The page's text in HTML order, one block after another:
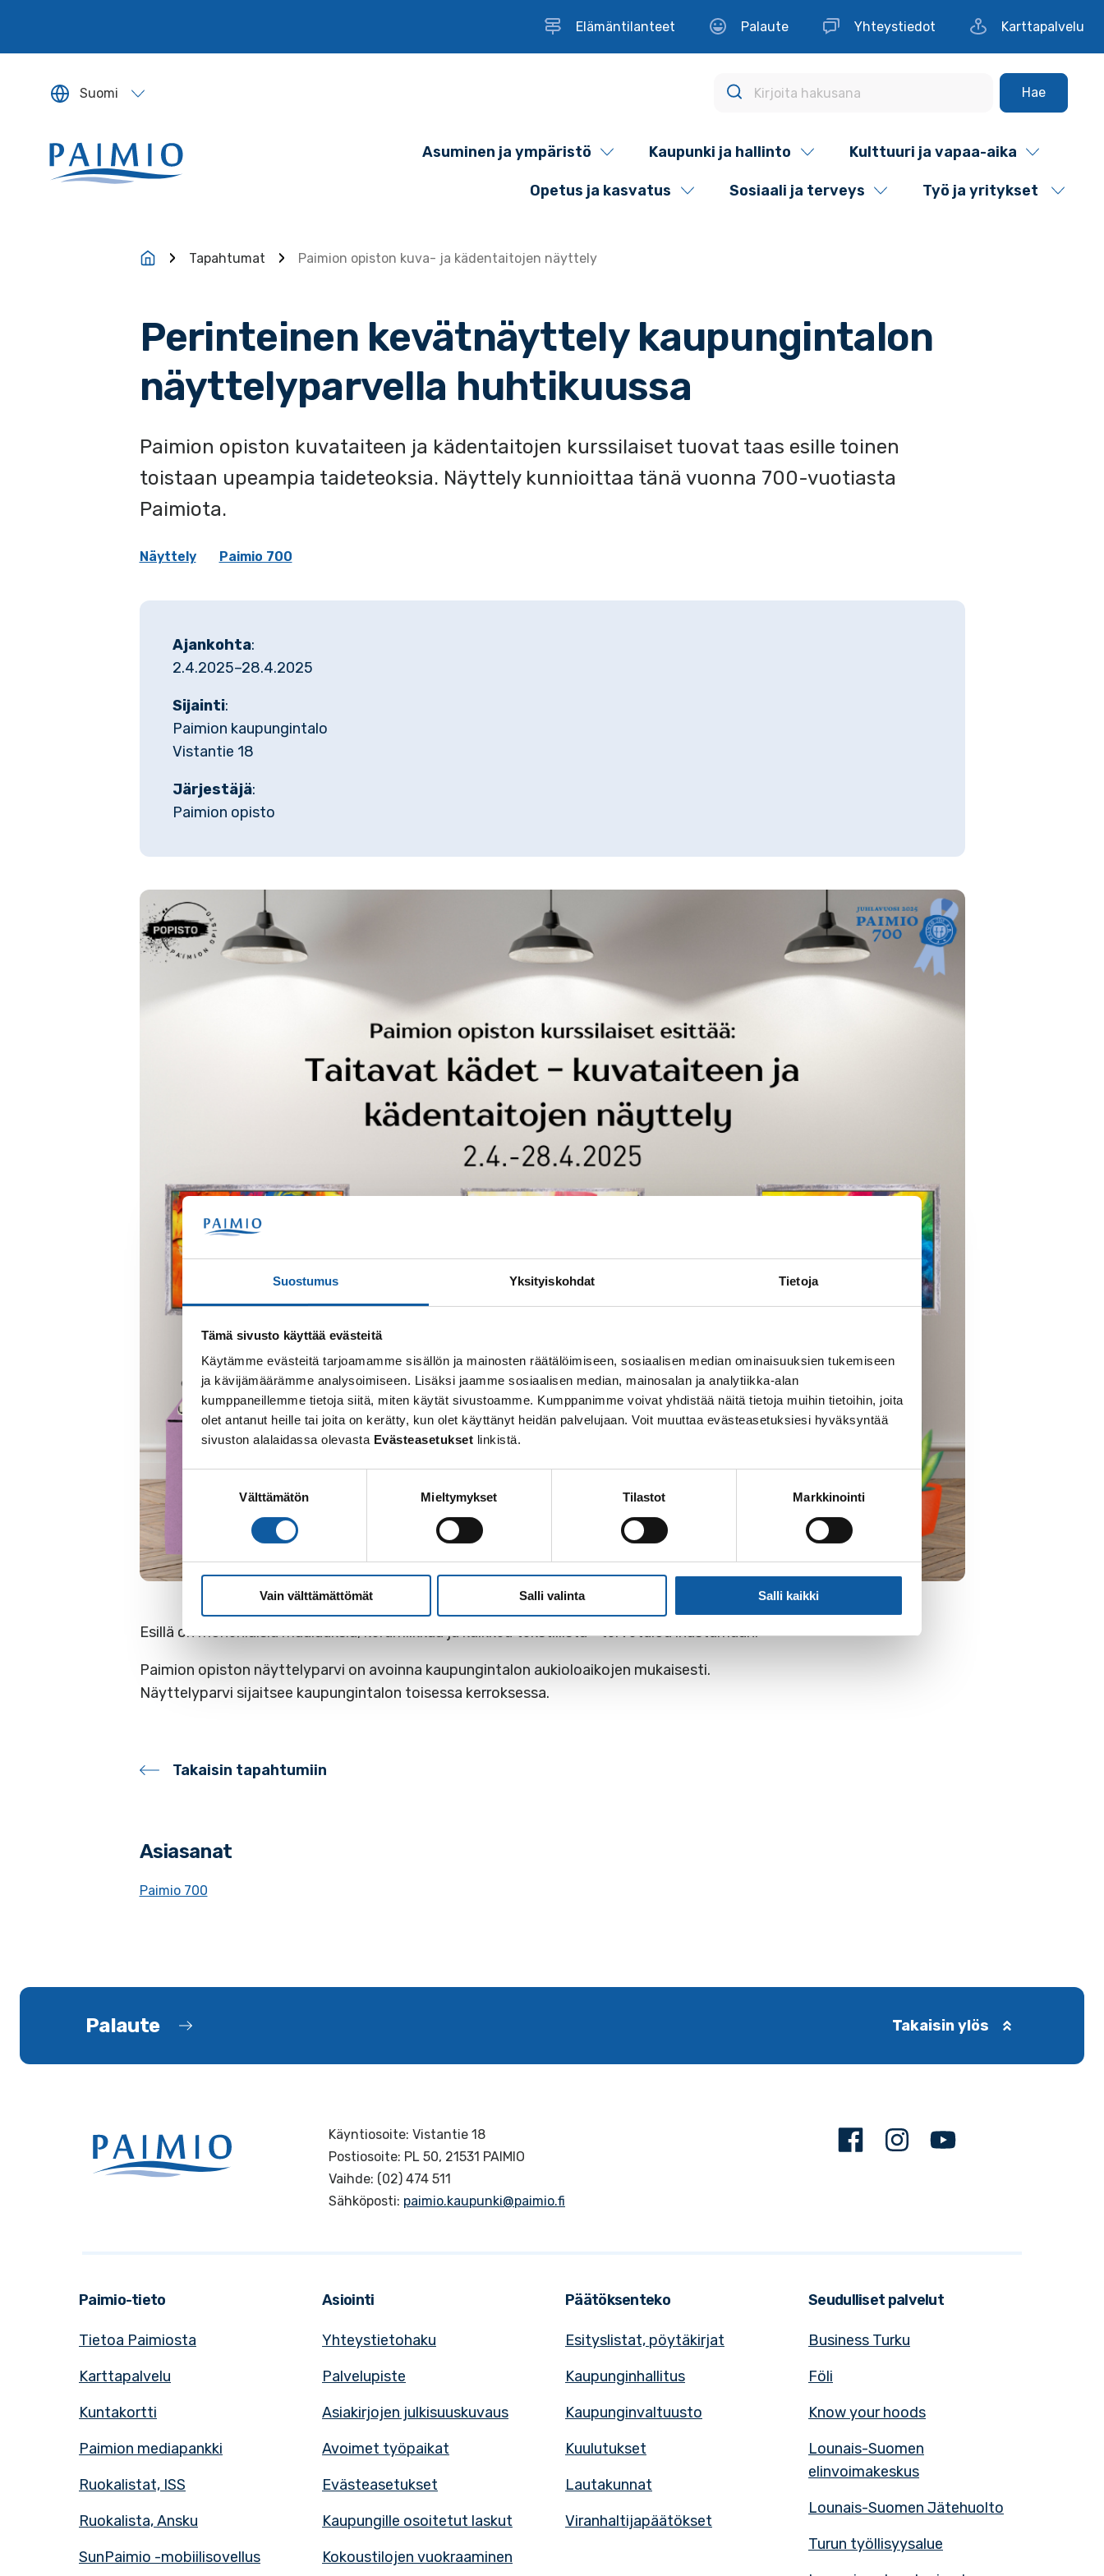
Suostumus Yksityiskohdat Tietoja
Tämä sivusto käyttää evästeitä
Käytämme evästeitä tarjoamamme sisällön ja mainosten räätälöimiseen, sosiaalisen median ominaisuuksien tukemiseen
ja kävijämäärämme analysoimiseen. Lisäksi jaamme sosiaalisen median, mainosalan ja analytiikka-alan
kumppaneillemme tietoja siitä, miten käytät sivustoamme. Kumppanimme voivat yhdistää näitä tietoja muihin tietoihin, joita
olet antanut heille tai joita on kerätty, kun olet käyttänyt heidän palvelujaan. Voit muuttaa evästeasetuksiesi hyväksyntää
sivuston alalaidassa olevasta Evästeasetukset linkistä.
Välttämätön Mieltymykset Tilastot Markkinointi
Vain välttämättömät Salli valinta Salli kaikki
Elämäntilanteet Palaute Yhteystiedot Karttapalvelu
Suomi
Sivun kieleksi valitaan englanti.
Hae
Asuminen ja ympäristö Kaupunki ja hallinto Kulttuuri ja vapaa-aika
Opetus ja kasvatus Sosiaali ja terveys Työ ja yritykset
Tapahtumat Paimion opiston kuva- ja kädentaitojen näyttely
Perinteinen kevätnäyttely kaupungintalon
näyttelyparvella huhtikuussa
Paimion opiston kuvataiteen ja kädentaitojen kurssilaiset tuovat taas esille toinen
toistaan upeampia taideteoksia. Näyttely kunnioittaa tänä vuonna 700-vuotiasta
Paimiota.
Näyttely Paimio 700
Ajankohta:
2.4.2025–28.4.2025
Sijainti:
Paimion kaupungintalo
Vistantie 18
Järjestäjä:
Paimion opisto
Esillä on monenlaisia maalauksia, keramiikkaa ja kaikkea tekstiilistä - tervetuloa ihastumaan!
Paimion opiston näyttelyparvi on avoinna kaupungintalon aukioloaikojen mukaisesti.
Näyttelyparvi sijaitsee kaupungintalon toisessa kerroksessa.
Takaisin tapahtumiin
Asiasanat
Paimio 700
Palaute Takaisin ylös
Käyntiosoite: Vistantie 18
Postiosoite: PL 50, 21531 PAIMIO
Vaihde: (02) 474 511
Sähköposti: paimio.kaupunki@paimio.fi
FacebookInstagram
Paimio-tieto
Tietoa Paimiosta
Karttapalvelu
Kuntakortti
Paimion mediapankki
Ruokalistat, ISS
Ruokalista, Ansku
SunPaimio -mobiilisovellus
Asiointi
Yhteystietohaku
Palvelupiste
Asiakirjojen julkisuuskuvaus
Avoimet työpaikat
Evästeasetukset
Kaupungille osoitetut laskut
Kokoustilojen vuokraaminen
Päätöksenteko
Esityslistat, pöytäkirjat
Kaupunginhallitus
Kaupunginvaltuusto
Kuulutukset
Lautakunnat
Viranhaltijapäätökset
Seudulliset palvelut
Business Turku
Föli
Know your hoods
Lounais-Suomen
elinvoimakeskus
Lounais-Suomen Jätehuolto
Turun työllisyysalue